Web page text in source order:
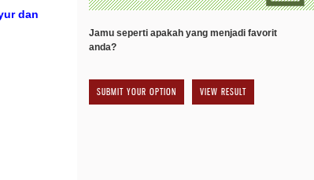
dan
Jamu seperti apakah yang menjadi favorit
anda?
VIEW RESULT